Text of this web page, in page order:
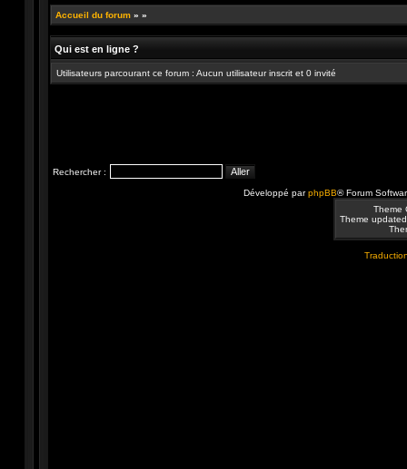
Accueil du forum » »
Qui est en ligne ?
Utilisateurs parcourant ce forum : Aucun utilisateur inscrit et 0 invité
Rechercher :
Développé parphpBB® Forum
Theme
Theme